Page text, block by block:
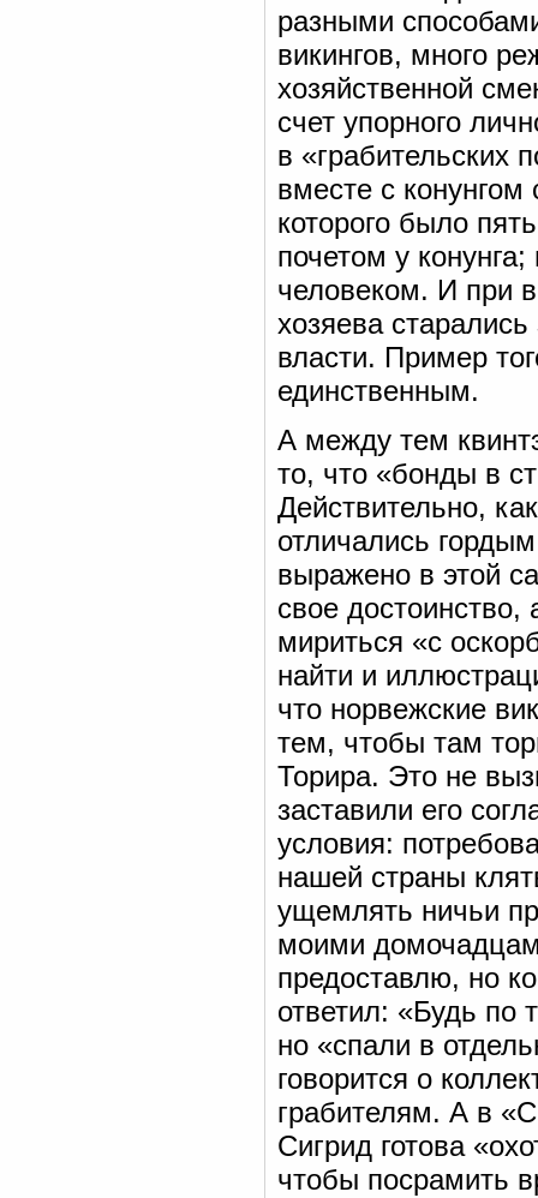
разными
викингов, много
хозяйственной
счет упорного
в «грабительских
вместе с
которого было
почетом у
человеком. И при
хозяева
власти. Пример
единственным.
А между тем
то, что «бонды в
Действительно,
отличались
выражено в этой
свое достоинство,
мириться «с
найти и
что норвежские
тем, чтобы там
Торира. Это не
заставили его
условия:
нашей страны
ущемлять ничьи
моими
предоставлю, но
ответил: «Будь по
но «спали в
говорится о
грабителям. А в
Сигрид готова
чтобы посрамить